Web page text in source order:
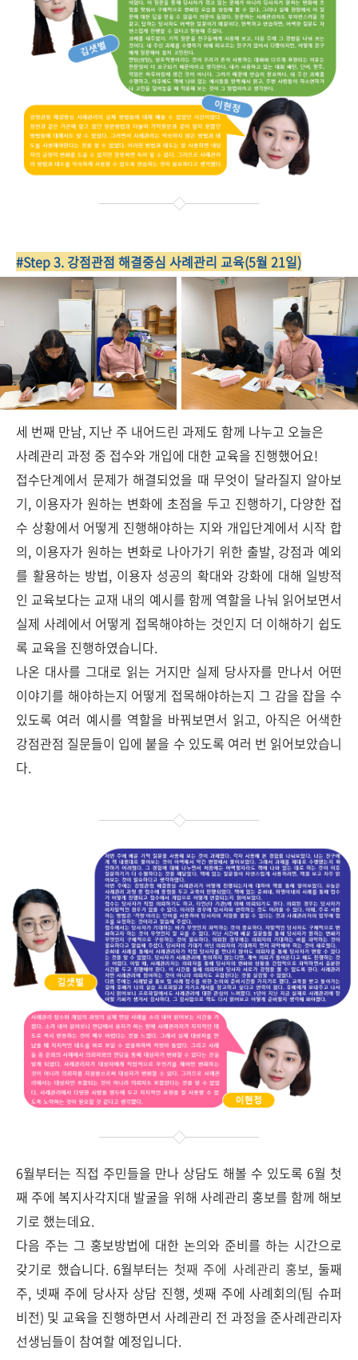
#Step 3. 강점관점 해결중심 사례관리 교육(5월 21일)
세 번째 만남, 지난 주 내어드린 과제도 함께 나누고 오늘은
사례관리 과정 중 접수와 개입에 대한 교육을 진행했어요!
접수단계에서 문제가 해결되었을 때 무엇이 달라질지 알아보
기, 이용자가 원하는 변화에 초점을 두고 진행하기, 다양한 접
수 상황에서 어떻게 진행해야하는 지와 개입단계에서 시작 합
의, 이용자가 원하는 변화로 나아가기 위한 출발, 강점과 예외
를 활용하는 방법, 이용자 성공의 확대와 강화에 대해 일방적
인 교육보다는 교재 내의 예시를 함께 역할을 나눠 읽어보면서
실제 사례에서 어떻게 접목해야하는 것인지 더 이해하기 쉽도
록 교육을 진행하였습니다.
나온 대사를 그대로 읽는 거지만 실제 당사자를 만나서 어떤
이야기를 해야하는지 어떻게 접목해야하는지 그 감을 잡을 수
있도록 여러 예시를 역할을 바꿔보면서 읽고, 아직은 어색한
강점관점 질문들이 입에 붙을 수 있도록 여러 번 읽어보았습니
다.
6월부터는 직접 주민들을 만나 상담도 해볼 수 있도록 6월 첫
째 주에 복지사각지대 발굴을 위해 사례관리 홍보를 함께 해보
기로 했는데요.
다음 주는 그 홍보방법에 대한 논의와 준비를 하는 시간으로
갖기로 했습니다. 6월부터는 첫째 주에 사례관리 홍보,둘째
주, 넷째 주에 당사자 상담 진행, 셋째 주에 사례회의(팀 슈퍼
비전) 및 교육을 진행하면서 사례관리 전 과정을 준사례관리자
선생님들이 참여할 예정입니다.